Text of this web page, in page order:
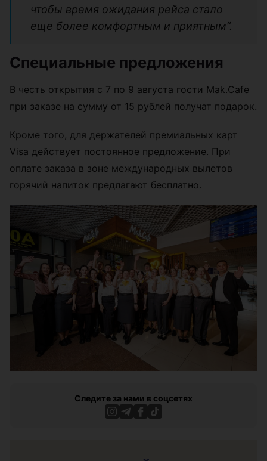
чтобы время ожидания рейса стало
еще более комфортным и приятным”.
Специальные предложения
В честь открытия с 7 по 9 августа гости Mak.Cafe
при заказе на сумму от 15 рублей получат подарок.
Кроме того, для держателей премиальных карт
Visa действует постоянное предложение. При
оплате заказа в зоне международных вылетов
горячий напиток предлагают бесплатно.
Следите за нами в соцсетях